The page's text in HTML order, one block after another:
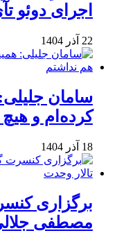
اجرای دوئو
22 آذر 1404
سامان
کرده‌ام و
18 آذر 1404
برگزاری
مصطفی